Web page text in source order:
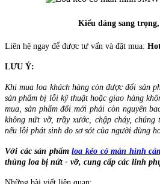
Kiểu dáng sang
Liên hệ ngay để được tư vấn và đặt mua:
LƯU Ý:
Khi mua loa khách hàng còn được đổi sản
sản phẩm bị lỗi kỹ thuật hoặc giao hàng
mua, sản phẩm đổi mới phải còn nguyên
không nứt vỡ, trầy xước, chập cháy,
nếu lỗi phát sinh do sơ sót của người dùng
Với các sản phẩmloa kéo có màn hình
thùng loa bị nứt - vỡ, cung cấp các linh